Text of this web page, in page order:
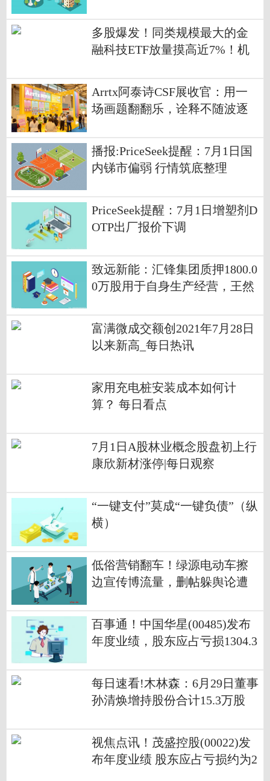
3.70%
多股爆发！同类规模最大的金
融科技ETF放量摸高近7%！机
势突破在即？
Arrtx阿泰诗CSF展收官：用一
场画题翻翻乐，诠释不随波逐
播报:PriceSeek提醒：7月1日国
内锑市偏弱 行情筑底整理
PriceSeek提醒：7月1日增塑剂D
OTP出厂报价下调
致远新能：汇锋集团质押1800.0
0万股用于自身生产经营，王然
营 今日看点
富满微成交额创2021年7月28日
以来新高_每日热讯
家用充电桩安装成本如何计
算？ 每日看点
7月1日A股林业概念股盘初上行
康欣新材涨停|每日观察
“一键支付”莫成“一键负债”（纵
横）
低俗营销翻车！绿源电动车擦
边宣传博流量，删帖躲舆论遭
百事通！中国华星(00485)发布
年度业绩，股东应占亏损1304.3
每日速看!木林森：6月29日董事
孙清焕增持股份合计15.3万股
视焦点讯！茂盛控股(00022)发
布年度业绩 股东应占亏损约为2